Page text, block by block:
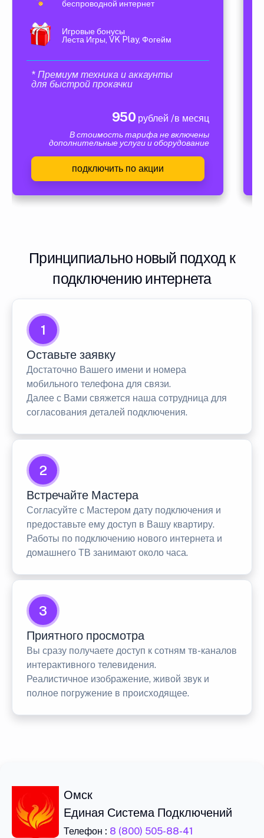
беспроводной интернет
Игровые бонусы
Леста Игры, VK Play, Фогейм
* Премиум техника и аккаунты
для быстрой прокачки
950 рублей /в месяц
В стоимость тарифа не включены
дополнительные услуги и оборудование
подключить по акции
Принципиально новый подход к
подключению интернета
1
Оставьте заявку
Достаточно Вашего имени и номера
мобильного телефона для связи.
Далее с Вами свяжется наша сотрудница для
согласования деталей подключения.
2
Встречайте Мастера
Согласуйте с Мастером дату подключения и
предоставьте ему доступ в Вашу квартиру.
Работы по подключению нового интернета и
домашнего ТВ занимают около часа.
3
Приятного просмотра
Вы сразу получаете доступ к сотням тв-каналов
интерактивного телевидения.
Реалистичное изображение, живой звук и
полное погружение в происходящее.
Омск
Единая Система Подключений
Телефон : 8 (800) 505-88-41